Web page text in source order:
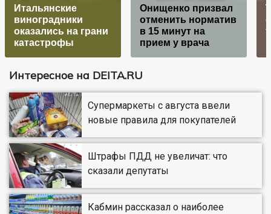
Итальянские
виноградники
оказались на грани
катастрофы
Онищенко призвал
отменить норматив
в 15 минут на
прием у врача
Интересное на DEITA.RU
Супермаркеты с августа ввели
новые правила для покупателей
Штрафы ПДД не увеличат: что
сказали депутаты
Кабмин рассказал о наиболее